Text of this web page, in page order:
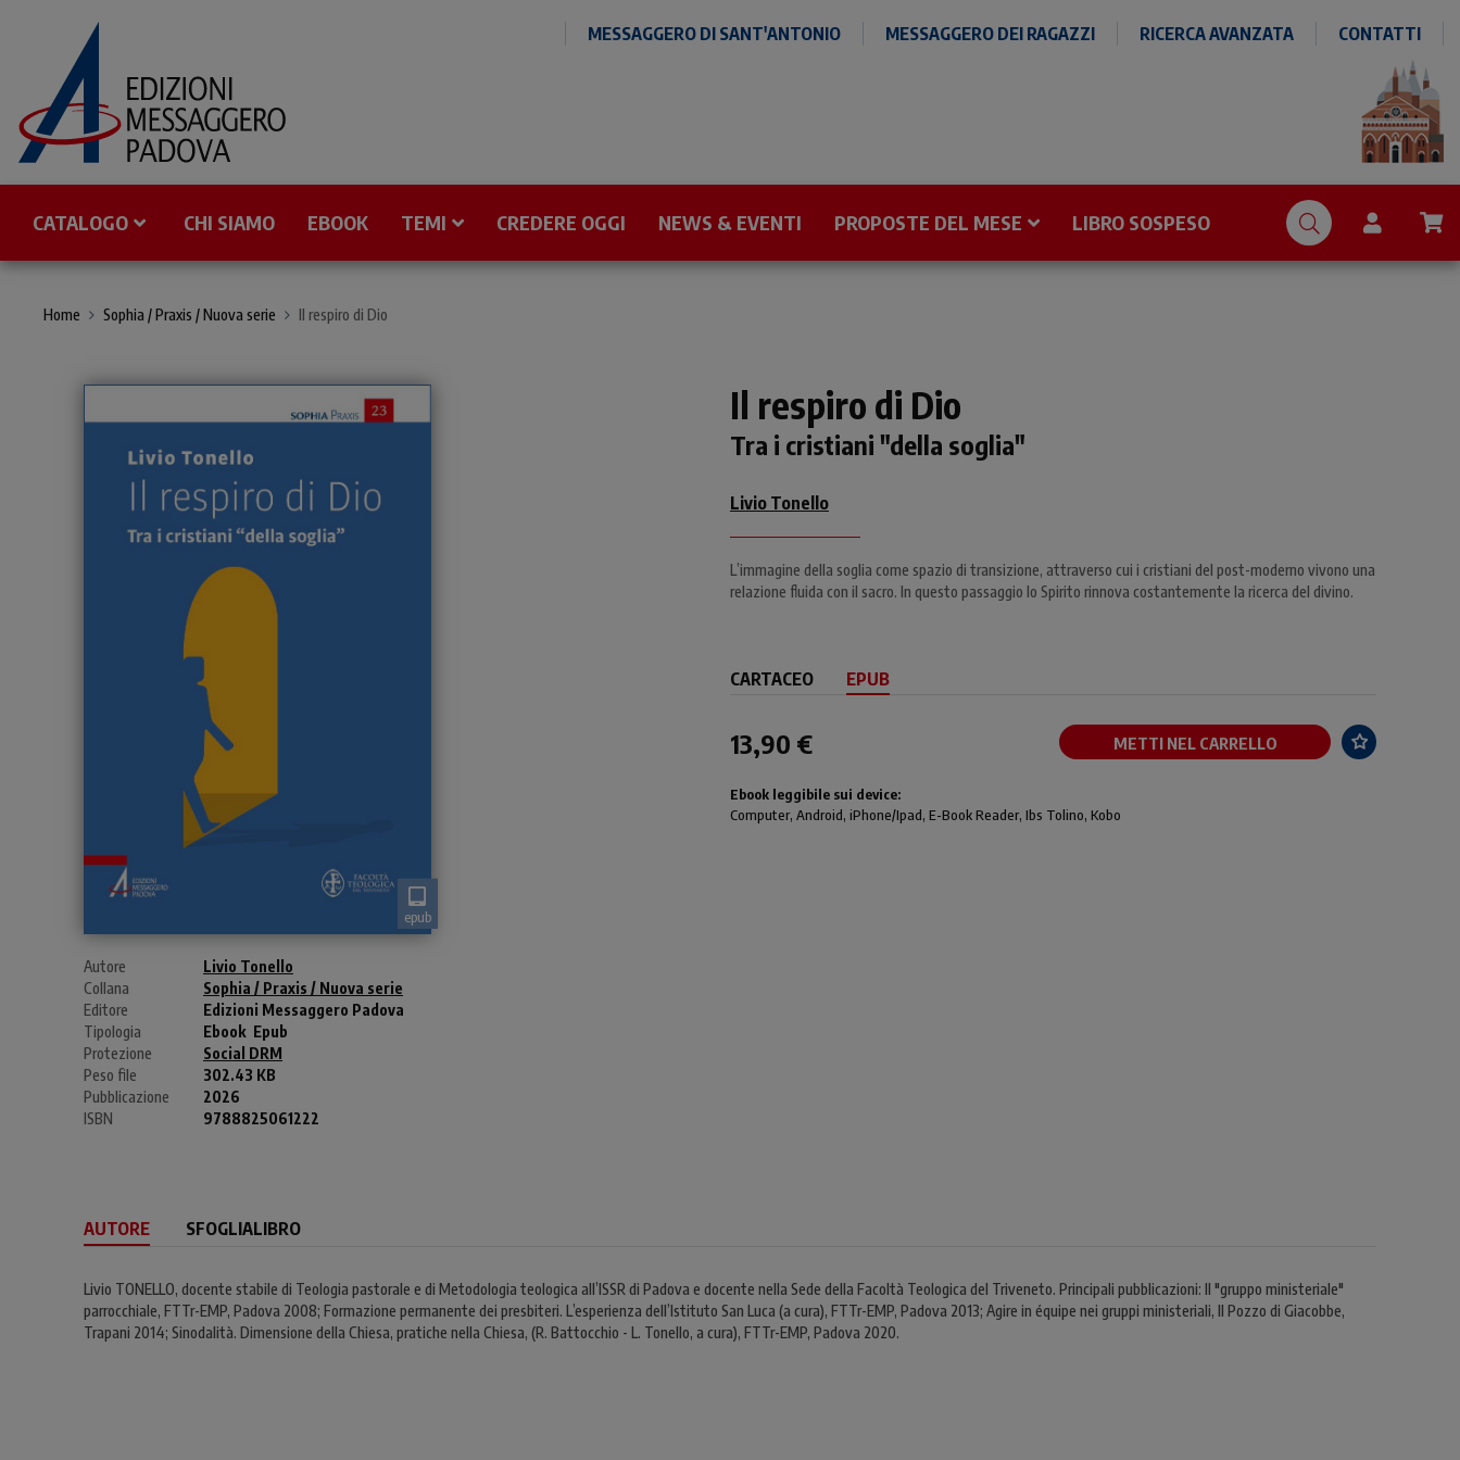
MESSAGGERO DI SANT'ANTONIO MESSAGGERO DEI RAGAZZI RICERCA AVANZATA CONTATTI
CATALOGO CHI SIAMO EBOOK TEMI CREDERE OGGI NEWS & EVENTI PROPOSTE DEL MESE LIBRO SOSPESO
Home Sophia / Praxis / Nuova serie Il respiro di Dio
epub
Autore
Livio Tonello
Collana
Sophia / Praxis / Nuova serie
Editore
Edizioni Messaggero Padova
Tipologia
Ebook Epub
Protezione
Social DRM
Peso file
302.43 KB
Pubblicazione
2026
ISBN
9788825061222
Il respiro di Dio
Tra i cristiani "della soglia"
Livio Tonello
L’immagine della soglia come spazio di transizione, attraverso cui i cristiani del post-moderno vivono una
relazione fluida con il sacro. In questo passaggio lo Spirito rinnova costantemente la ricerca del divino.
CARTACEO EPUB
13,90 € METTI NEL CARRELLO
Ebook leggibile sui device:
Computer, Android, iPhone/Ipad, E-Book Reader, Ibs Tolino, Kobo
AUTORE SFOGLIALIBRO
Livio TONELLO, docente stabile di Teologia pastorale e di Metodologia teologica all’ISSR di Padova e docente nella Sede della Facoltà Teologica del Triveneto. Principali pubblicazioni: Il "gruppo ministeriale"
parrocchiale, FTTr-EMP, Padova 2008; Formazione permanente dei presbiteri. L’esperienza dell’Istituto San Luca (a cura), FTTr-EMP, Padova 2013; Agire in équipe nei gruppi ministeriali, Il Pozzo di Giacobbe,
Trapani 2014; Sinodalità. Dimensione della Chiesa, pratiche nella Chiesa, (R. Battocchio - L. Tonello, a cura), FTTr-EMP, Padova 2020.